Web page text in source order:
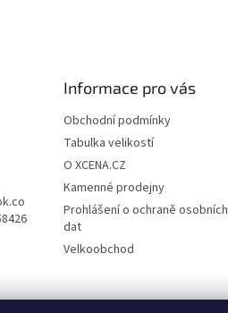
Informace pro vás
Obchodní podmínky
Tabulka velikostí
O XCENA.CZ
Kamenné prodejny
Prohlášení o ochraně osobních
dat
Velkoobchod